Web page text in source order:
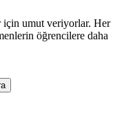
için umut veriyorlar. Her
öğrencilere daha